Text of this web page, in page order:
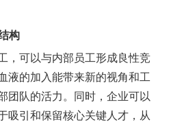
构
，可以与内部员工形成良性竞
液的加入能带来新的视角和工
团队的活力。同时，企业可以
吸引和保留核心关键人才，从